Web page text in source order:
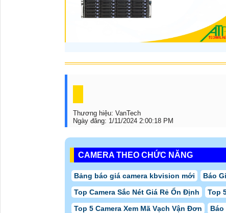
Thương hiệu: VanTech
Ngày đăng: 1/11/2024 2:00:18 PM
CAMERA THEO CHỨC NĂNG
Bảng báo giá camera kbvision mới
Báo
Top Camera Sắc Nét Giá Rẻ Ổn Định
Top
Top 5 Camera Xem Mã Vạch Vận Đơn
Báo